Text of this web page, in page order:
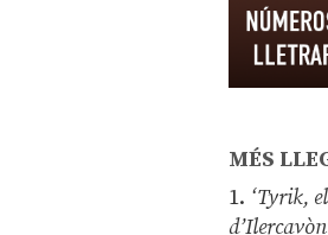
MÉS
1. ‘Tyrik,